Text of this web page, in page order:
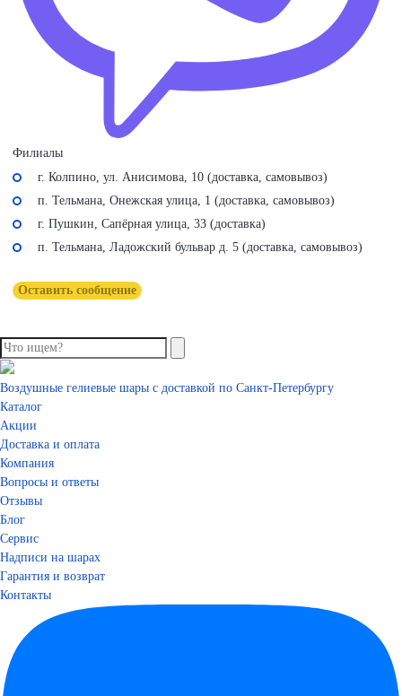
Филиалы
г. Колпино, ул. Анисимова, 10 (доставка, самовывоз)
п. Тельмана, Онежская улица, 1 (доставка, самовывоз)
г. Пушкин, Сапёрная улица, 33 (доставка)
п. Тельмана, Ладожский бульвар д. 5 (доставка, самовывоз)
Оставить сообщение
Воздушные гелиевые шары с доставкой по Санкт-Петербургу
Каталог
Акции
Доставка и оплата
Компания
Вопросы и ответы
Отзывы
Блог
Сервис
Надписи на шарах
Гарантия и возврат
Контакты